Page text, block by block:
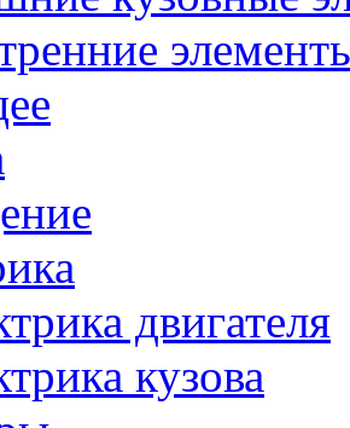
двигателя
кузова